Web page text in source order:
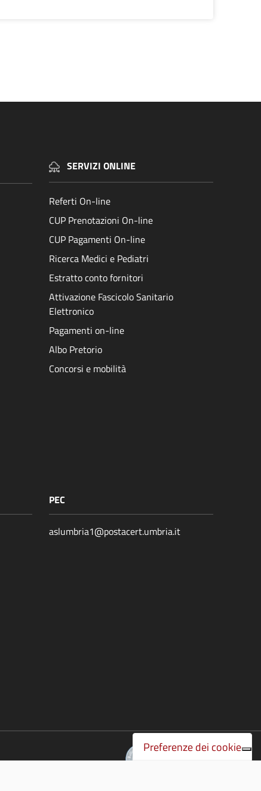
SERVIZI ONLINE
Referti On-line
CUP Prenotazioni On-line
CUP Pagamenti On-line
Ricerca Medici e Pediatri
Estratto conto fornitori
Attivazione Fascicolo Sanitario
Elettronico
Pagamenti on-line
Albo Pretorio
Concorsi e mobilità
PEC
aslumbria1@postacert.umbria.it
Preferenze dei cookie